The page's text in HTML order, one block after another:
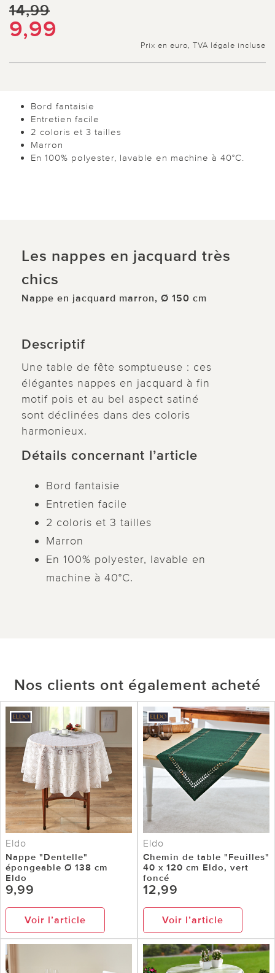
14,99
9,99
Prix en euro, TVA légale incluse
Bord fantaisie
Entretien facile
2 coloris et 3 tailles
Marron
En 100% polyester, lavable en machine à 40°C.
Les nappes en jacquard très
chics
Nappe en jacquard marron, Ø 150 cm
Descriptif
Une table de fête somptueuse : ces
élégantes nappes en jacquard à fin
motif pois et au bel aspect satiné
sont déclinées dans des coloris
harmonieux.
Détails concernant l’article
Bord fantaisie
Entretien facile
2 coloris et 3 tailles
Marron
En 100% polyester, lavable en
machine à 40°C.
Nos clients ont également acheté
Eldo
Nappe "Dentelle"
épongeable Ø 138 cm
Eldo
9,99
Voir l’article
Eldo
Chemin de table "Feuilles"
40 x 120 cm Eldo, vert
foncé
12,99
Voir l’article